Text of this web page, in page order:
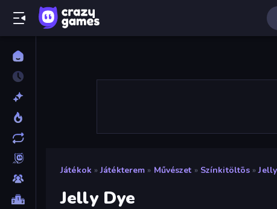
Játékok » Játékterem » Művészet » Színkitöltõs »
Jelly Dye